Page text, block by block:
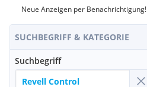
Neue Anzeigen per Benachrichtigung!
SUCHBEGRIFF & KATEGORIE
Suchbegriff